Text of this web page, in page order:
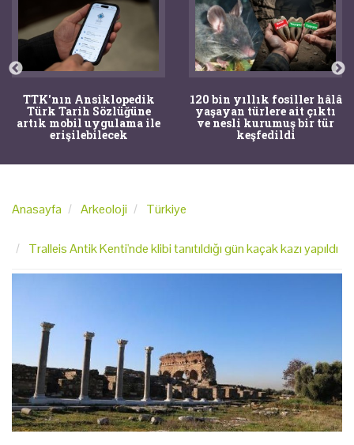
TTK'nın Ansiklopedik
Türk Tarih Sözlüğüne
artık mobil uygulama ile
erişilebilecek
120 bin yıllık fosiller hâlâ
yaşayan türlere ait çıktı
ve nesli kurumuş bir tür
keşfedildi
Anasayfa Arkeoloji Türkiye
Tralleis Antik Kenti'nde klibi tanıtıldığı gün kaçak kazı yapıldı